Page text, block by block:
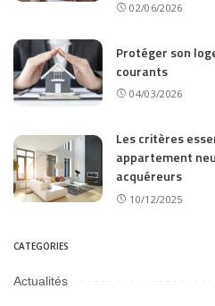
02/06/2026
Protéger son
courants
04/03/2026
Les critères
appartement
acquéreurs
10/12/2025
CATEGORIES
Actualités